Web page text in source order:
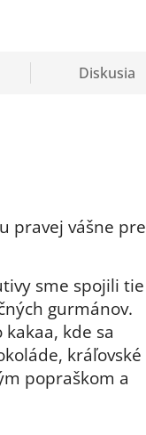
Diskusia
pravej vášne pre
sme spojili tie
gurmánov.
kde sa
kráľovské
popraškom a